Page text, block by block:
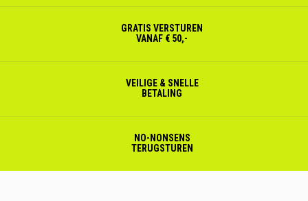
GRATIS VERSTUREN
VANAF € 50,-
VEILIGE & SNELLE
BETALING
NO-NONSENS
TERUGSTUREN